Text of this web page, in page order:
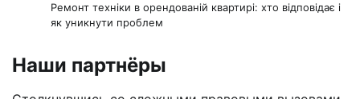
Ремонт техніки в орендованій квартирі: хто відповідає і
як уникнути проблем
Наши партнёры